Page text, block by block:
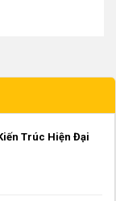
Trúc Hiện Đại